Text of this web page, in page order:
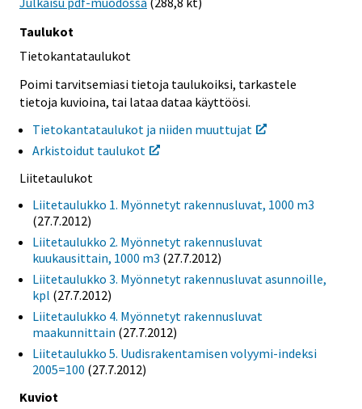
Taulukot
Tietokantataulukot
Poimi tarvitsemiasi tietoja taulukoiksi, tarkastele
tietoja kuvioina, tai lataa dataa käyttöösi.
Tietokantataulukot ja niiden muuttujat
Arkistoidut taulukot
Liitetaulukot
Liitetaulukko 1. Myönnetyt rakennusluvat, 1000 m3
(27.7.2012)
Liitetaulukko 2. Myönnetyt rakennusluvat
kuukausittain, 1000 m3 (27.7.2012)
Liitetaulukko 3. Myönnetyt rakennusluvat asunnoille,
kpl (27.7.2012)
Liitetaulukko 4. Myönnetyt rakennusluvat
maakunnittain (27.7.2012)
Liitetaulukko 5. Uudisrakentamisen volyymi-indeksi
2005=100 (27.7.2012)
Kuviot